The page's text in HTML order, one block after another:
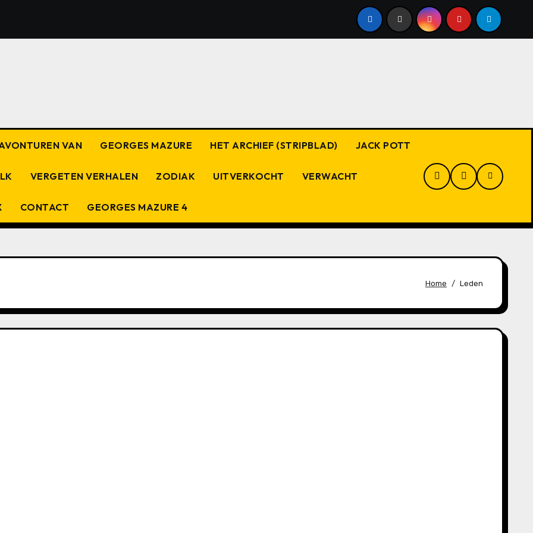
VAN GEORGES MAZURE HET ARCHIEF (STRIPBLAD) JACK POTT
VERGETEN VERHALEN ZODIAK UITVERKOCHT VERWACHT
CONTACT GEORGES MAZURE 4
Home Leden